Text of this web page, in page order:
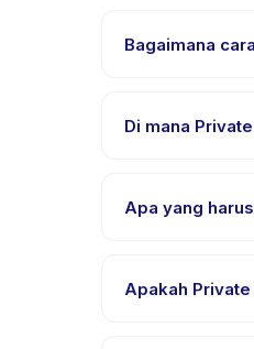
Bagaimana
segera setelah
Di mana
Apa yang
email pemesanan.
Apakah